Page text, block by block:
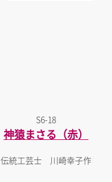
S6-18
神猿まさる（赤）
伝統工芸士 川崎幸子作